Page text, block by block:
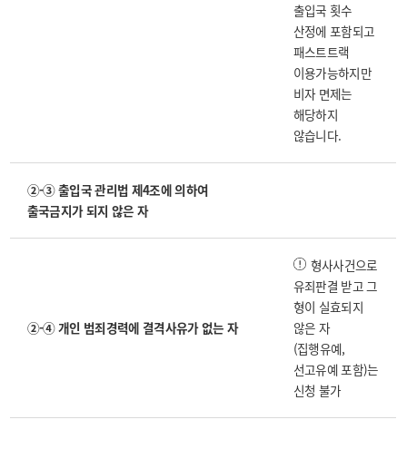
출입국 횟수
산정에 포함되고
패스트트랙
이용가능하지만
비자 면제는
해당하지
않습니다.
②-③ 출입국 관리법 제4조에 의하여
출국금지가 되지 않은 자
②-④ 개인 범죄경력에 결격사유가 없는 자
형사사건으로
유죄판결 받고 그
형이 실효되지
않은 자
(집행유예,
선고유예 포함)는
신청 불가